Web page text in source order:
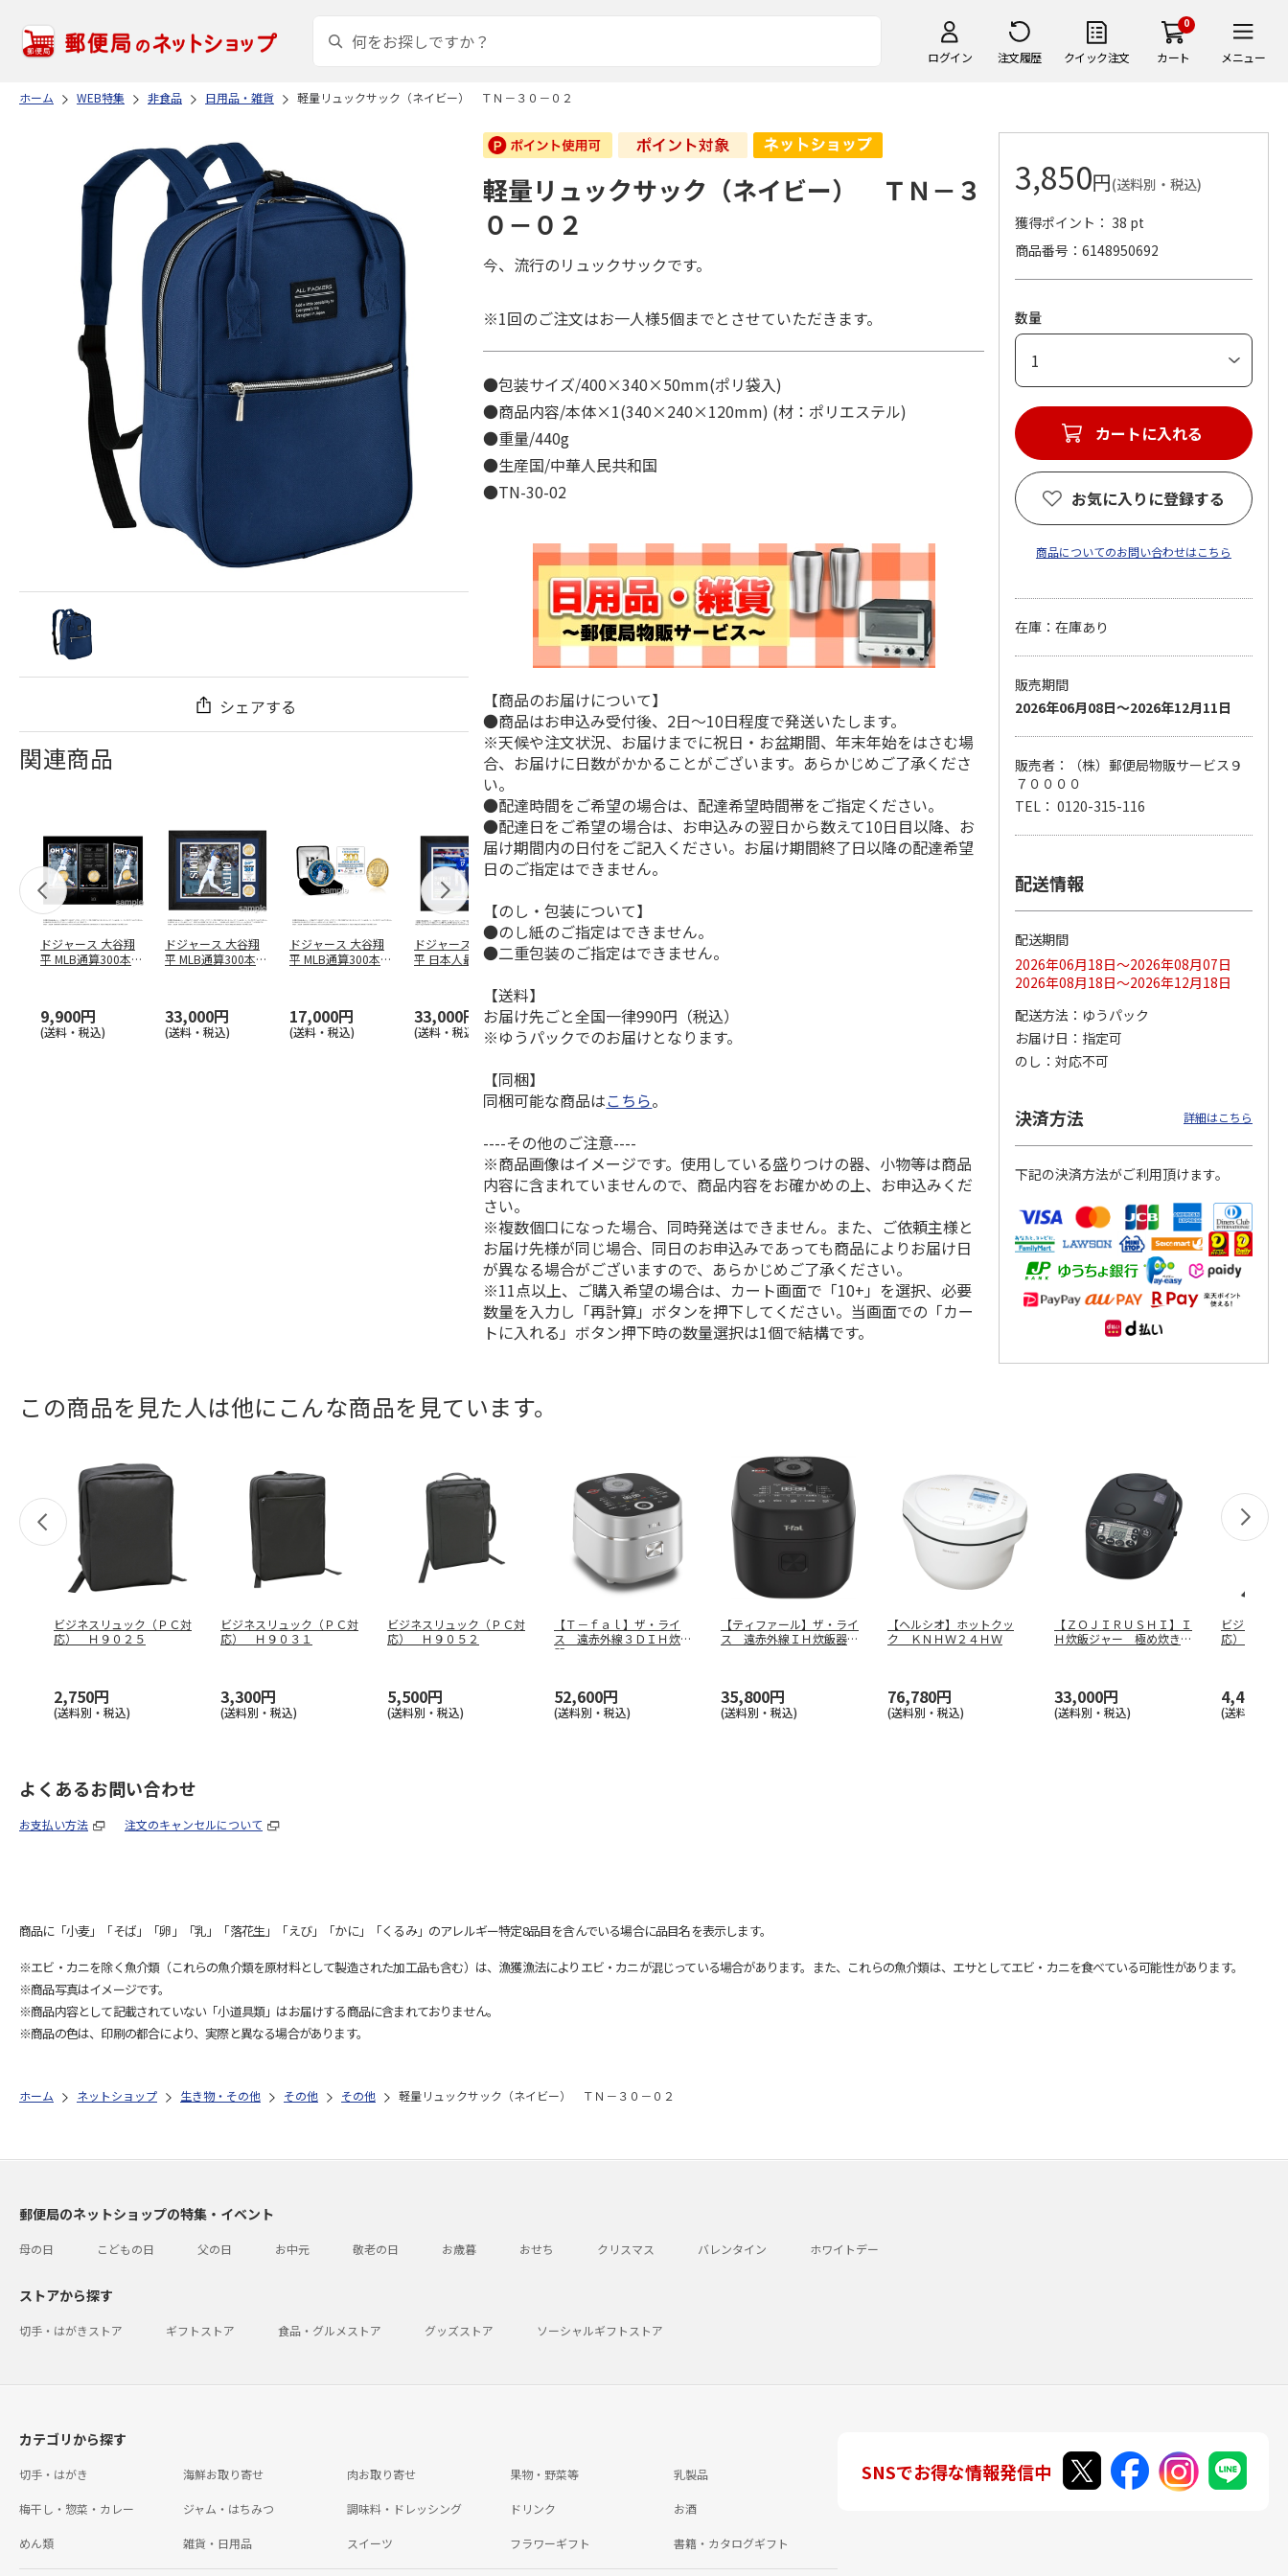
ログイン 注文履歴 クイック注文
0
カート メニュー
ホーム WEB特集 非食品 日用品・雑貨 軽量リュックサック（ネイビー） ＴＮ－３０－０２
シェアする
関連商品
ドジャース 大谷翔
平 MLB通算300本塁
9,900円
(送料・税込)
ドジャース 大谷翔
平 MLB通算300本塁
33,000円
(送料・税込)
ドジャース 大谷翔
平 MLB通算300本塁
17,000円
(送料・税込)
ドジャース 大谷翔
平 日本人最多53試
33,000円
(送料・税込)
MLB ドジャース 大
谷翔平 2026 NL 3・
33,000円
(送料・税込)
ドジャース 大谷翔
平 日本人最多53試
9,900円
(送料・税込)
ドジャース 大谷翔
平 日本人最多53試
合連続出塁記念 シ
ル…
17,000円
(送料・税込)
谷翔平 2026 NL 3・
4月投手…
軽量リュックサック（ネイビー） ＴＮ－３
０－０２
今、流行のリュックサックです。
※1回のご注文はお一人様5個までとさせていただきます。
●包装サイズ/400×340×50mm(ポリ袋入)
●商品内容/本体×1(340×240×120mm) (材：ポリエステル)
●重量/440g
●生産国/中華人民共和国
●TN-30-02
【商品のお届けについて】
●商品はお申込み受付後、2日～10日程度で発送いたします。
※天候や注文状況、お届けまでに祝日・お盆期間、年末年始をはさむ場
合、お届けに日数がかかることがございます。あらかじめご了承くださ
い。
●配達時間をご希望の場合は、配達希望時間帯をご指定ください。
●配達日をご希望の場合は、お申込みの翌日から数えて10日目以降、お
届け期間内の日付をご記入ください。お届け期間終了日以降の配達希望
日のご指定はできません。
【のし・包装について】
●のし紙のご指定はできません。
●二重包装のご指定はできません。
【送料】
お届け先ごと全国一律990円（税込）
※ゆうパックでのお届けとなります。
【同梱】
同梱可能な商品はこちら。
----その他のご注意----
※商品画像はイメージです。使用している盛りつけの器、小物等は商品
内容に含まれていませんので、商品内容をお確かめの上、お申込みくだ
さい。
※複数個口になった場合、同時発送はできません。また、ご依頼主様と
お届け先様が同じ場合、同日のお申込みであっても商品によりお届け日
が異なる場合がございますので、あらかじめご了承ください。
※11点以上、ご購入希望の場合は、カート画面で「10+」を選択、必要
数量を入力し「再計算」ボタンを押下してください。当画面での「カー
トに入れる」ボタン押下時の数量選択は1個で結構です。
3,850円(送料別・税込)
獲得ポイント： 38 pt
商品番号
6148950692
数量
カートに入れる
お気に入りに登録する
商品についてのお問い合わせはこちら
在庫：在庫あり
販売期間
2026年06月08日～2026年12月11日
販売者：（株）郵便局物販サービス９
７００００
TEL： 0120-315-116
配送情報
配送期間
2026年06月18日～2026年08月07日
2026年08月18日～2026年12月18日
配送方法
ゆうパック
お届け日
指定可
のし
対応不可
決済方法 詳細はこちら
下記の決済方法がご利用頂けます。
この商品を見た人は他にこんな商品を見ています。
ビジネスリュック（ＰＣ対
応） Ｈ９０２５
2,750円
(送料別・税込)
ビジネスリュック（ＰＣ対
応） Ｈ９０３１
3,300円
(送料別・税込)
ビジネスリュック（ＰＣ対
応） Ｈ９０５２
5,500円
(送料別・税込)
【Ｔ－ｆａｌ】ザ・ライ
ス 遠赤外線３ＤＩＨ炊飯
器 ＲＫ８９
52,600円
(送料別・税込)
【ティファール】ザ・ライ
ス 遠赤外線ＩＨ炊飯器
35,800円
(送料別・税込)
【ヘルシオ】ホットクッ
ク ＫＮＨＷ２４ＨＷ
76,780円
(送料別・税込)
【ＺＯＪＩＲＵＳＨＩ】Ｉ
Ｈ炊飯ジャー 極め炊き
33,000円
(送料別・税込)
ビジネスリ
応） Ｈ９
4,400円
(送料別・税
よくあるお問い合わせ
お支払い方法 注文のキャンセルについて
商品に「小麦」「そば」「卵」「乳」「落花生」「えび」「かに」「くるみ」のアレルギー特定8品目を含んでいる場合に品目名を表示します。
※エビ・カニを除く魚介類（これらの魚介類を原材料として製造された加工品も含む）は、漁獲漁法によりエビ・カニが混じっている場合があります。また、これらの魚介類は、エサとしてエビ・カニを食べている可能性があります。
※商品写真はイメージです。
※商品内容として記載されていない「小道具類」はお届けする商品に含まれておりません。
※商品の色は、印刷の都合により、実際と異なる場合があります。
ホーム ネットショップ 生き物・その他 その他 その他 軽量リュックサック（ネイビー） ＴＮ－３０－０２
郵便局のネットショップの特集・イベント
母の日 こどもの日 父の日 お中元 敬老の日 お歳暮 おせち クリスマス バレンタイン ホワイトデー
ストアから探す
切手・はがきストア ギフトストア 食品・グルメストア グッズストア ソーシャルギフトストア
カテゴリから探す
切手・はがき 海鮮お取り寄せ 肉お取り寄せ 果物・野菜等 乳製品
梅干し・惣菜・カレー ジャム・はちみつ 調味料・ドレッシング ドリンク お酒
めん類 雑貨・日用品 スイーツ フラワーギフト 書籍・カタログギフト
SNSでお得な情報発信中